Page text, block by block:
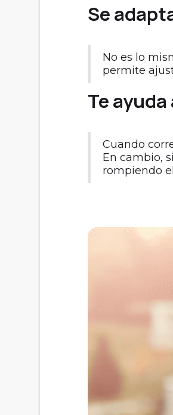
Se
No es lo
permite
Te
Cuando
En cambio,
rompiendo